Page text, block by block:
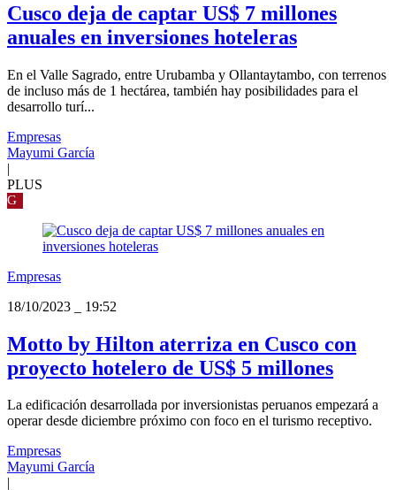
Cusco deja de captar US$ 7 millones
anuales en inversiones hoteleras
En el Valle Sagrado, entre Urubamba y Ollantaytambo, con terrenos
de incluso más de 1 hectárea, también hay posibilidades para el
desarrollo turí...
Empresas
Mayumi García
|
PLUS
G
Empresas
18/10/2023
19:52
Motto by Hilton aterriza en Cusco con
proyecto hotelero de US$ 5 millones
La edificación desarrollada por inversionistas peruanos empezará a
operar desde diciembre próximo con foco en el turismo receptivo.
Empresas
Mayumi García